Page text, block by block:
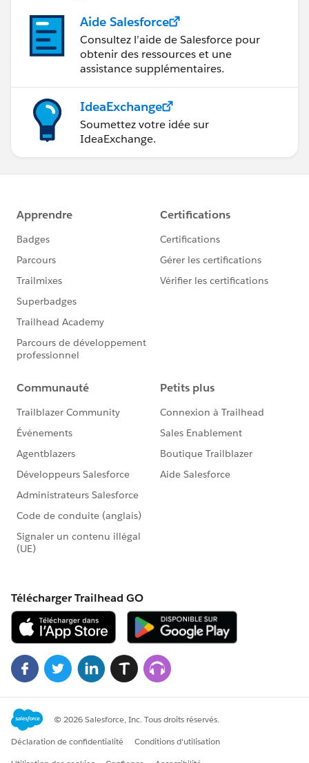
Aide Salesforce
Consultez l’aide de Salesforce pour
obtenir des ressources et une
assistance supplémentaires.
IdeaExchange
Soumettez votre idée sur
IdeaExchange.